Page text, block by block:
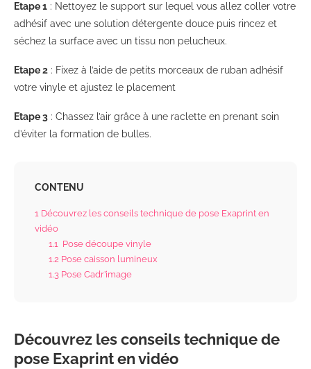
Etape 1 : Nettoyez le support sur lequel vous allez coller votre
adhésif avec une solution détergente douce puis rincez et
séchez la surface avec un tissu non pelucheux.
Etape 2 : Fixez à l’aide de petits morceaux de ruban adhésif
votre vinyle et ajustez le placement
Etape 3 : Chassez l’air grâce à une raclette en prenant soin
d’éviter la formation de bulles.
CONTENU
1 Découvrez les conseils technique de pose Exaprint en
vidéo
1.1 Pose découpe vinyle
1.2 Pose caisson lumineux
1.3 Pose Cadr’image
Découvrez les conseils technique de
pose Exaprint en vidéo